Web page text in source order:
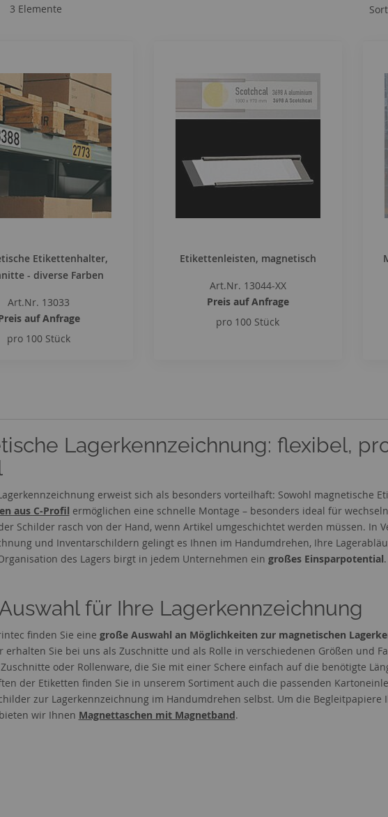
3 Elemente
Etikettenhalter,
- diverse Farben
Art.Nr. 13033
auf Anfrage
pro 100 Stück
Etikettenleisten, magnetisch
Art.Nr. 13044-XX
Preis auf Anfrage
pro 100 Stück
Lagerkennzeichnung: flexibel,
erweist sich als besonders vorteilhaft: Sowohl magnetische
aus C-Profil ermöglichen eine schnelle Montage – besonders ideal für
der Schilder rasch von der Hand, wenn Artikel umgeschichtet werden müssen. In
und Inventarschildern gelingt es Ihnen im Handumdrehen, Ihre
des Lagers birgt in jedem Unternehmen ein großes Einsparpotential.
Auswahl für Ihre Lagerkennzeichnung
finden Sie eine große Auswahl an Möglichkeiten zur magnetischen
erhalten Sie bei uns als Zuschnitte und als Rolle in verschiedenen Größen und
Zuschnitte oder Rollenware, die Sie mit einer Schere einfach auf die benötigte
der Etiketten finden Sie in unserem Sortiment auch die passenden
zur Lagerkennzeichnung im Handumdrehen selbst. Um die
wir Ihnen Magnettaschen mit Magnetband.